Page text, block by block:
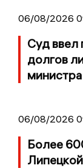
06/08/2026
Суд ввел
долгов
06/08/2026
Более